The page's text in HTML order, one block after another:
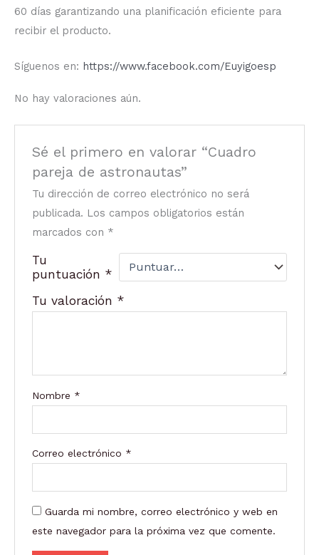
60 días garantizando una planificación eficiente para
recibir el producto.
Síguenos en: https://www.facebook.com/Euyigoesp
No hay valoraciones aún.
Sé el primero en valorar “Cuadro
pareja de astronautas”
Tu dirección de correo electrónico no será
publicada. Los campos obligatorios están
marcados con *
Tu
puntuación *
Tu valoración *
Nombre *
Correo electrónico *
Guarda mi nombre, correo electrónico y web en
este navegador para la próxima vez que comente.